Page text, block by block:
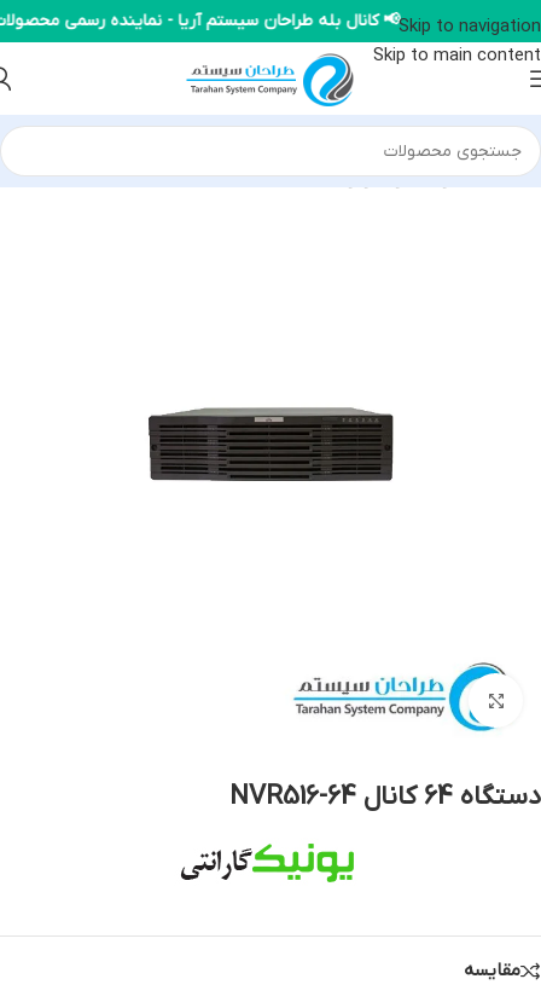
Skip to navigation
Skip to main content
📢 کانال بله طراحان سیستم آریا - نماینده رسمی
خانه/محصولات یونی ویو
بزرگنمایی تصویر
دستگاه 64 کانال NVR516-64
مقایسه